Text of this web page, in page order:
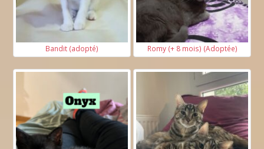
Bandit (adopté) Romy (+ 8 mois) (Adoptée)